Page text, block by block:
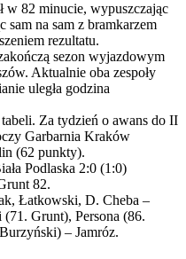
w 82 minucie, wypuszczając
sam na sam z bramkarzem
rezultatu.
sezon wyjazdowym
Aktualnie oba zespoły
uległa godzina
Za tydzień o awans do II
Garbarnia Kraków
(62 punkty).
Podlaska 2:0 (1:0)
82.
Łatkowski, D. Cheba –
Grunt), Persona (86.
– Jamróz.